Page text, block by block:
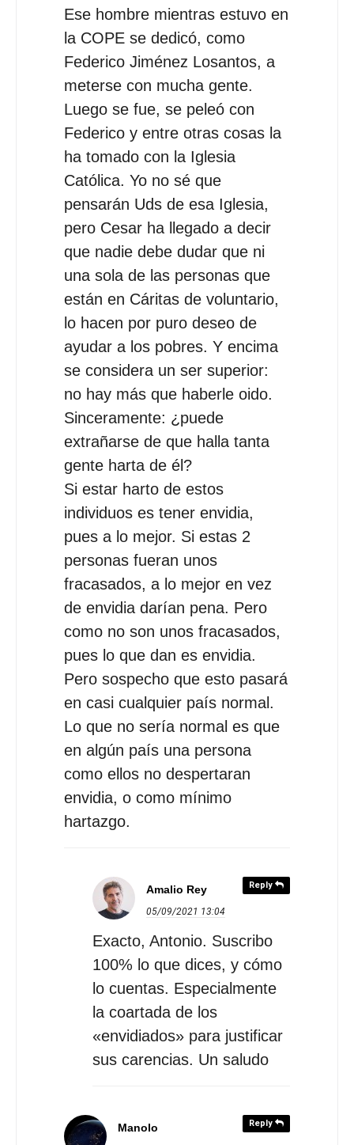
Ese hombre mientras estuvo en
la COPE se dedicó, como
Federico Jiménez Losantos, a
meterse con mucha gente.
Luego se fue, se peleó con
Federico y entre otras cosas la
ha tomado con la Iglesia
Católica. Yo no sé que
pensarán Uds de esa Iglesia,
pero Cesar ha llegado a decir
que nadie debe dudar que ni
una sola de las personas que
están en Cáritas de voluntario,
lo hacen por puro deseo de
ayudar a los pobres. Y encima
se considera un ser superior:
no hay más que haberle oido.
Sinceramente: ¿puede
extrañarse de que halla tanta
gente harta de él?
Si estar harto de estos
individuos es tener envidia,
pues a lo mejor. Si estas 2
personas fueran unos
fracasados, a lo mejor en vez
de envidia darían pena. Pero
como no son unos fracasados,
pues lo que dan es envidia.
Pero sospecho que esto pasará
en casi cualquier país normal.
Lo que no sería normal es que
en algún país una persona
como ellos no despertaran
envidia, o como mínimo
hartazgo.
Reply
Amalio Rey
05/09/2021 13:04
Exacto, Antonio. Suscribo
100% lo que dices, y cómo
lo cuentas. Especialmente
la coartada de los
«envidiados» para justificar
sus carencias. Un saludo
Reply
Manolo